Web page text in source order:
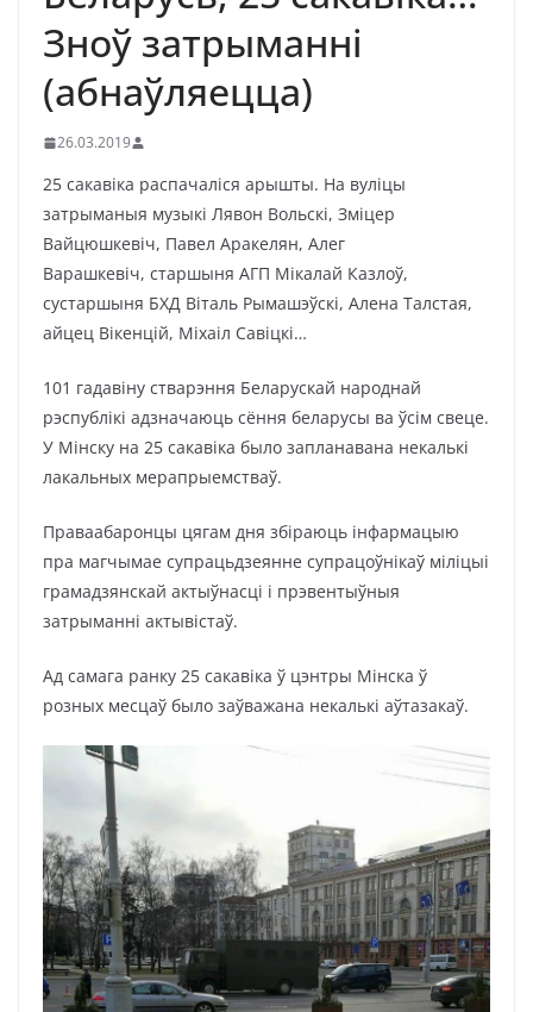
Зноў затрыманні
(абнаўляецца)
26.03.2019
25 сакавіка распачаліся арышты. На вуліцы
затрыманыя музыкі Лявон Вольскі, Зміцер
Вайцюшкевіч, Павел Аракелян, Алег
Варашкевіч, старшыня АГП Мікалай Казлоў,
сустаршыня БХД Віталь Рымашэўскі, Алена Талстая,
айцец Вікенцій, Міхаіл Савіцкі…
101 гадавіну стварэння Беларускай народнай
рэспублікі адзначаюць сёння беларусы ва ўсім свеце.
У Мінску на 25 сакавіка было запланавана некалькі
лакальных мерапрыемстваў.
Праваабаронцы цягам дня збіраюць інфармацыю
пра магчымае супрацьдзеянне супрацоўнікаў міліцыі
грамадзянскай актыўнасці і прэвентыўныя
затрыманні актывістаў.
Ад самага ранку 25 сакавіка ў цэнтры Мінска ў
розных месцаў было заўважана некалькі аўтазакаў.